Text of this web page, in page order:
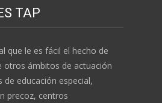
TAP
que le es fácil el hecho de
otros ámbitos de actuación
de educación especial,
precoz, centros